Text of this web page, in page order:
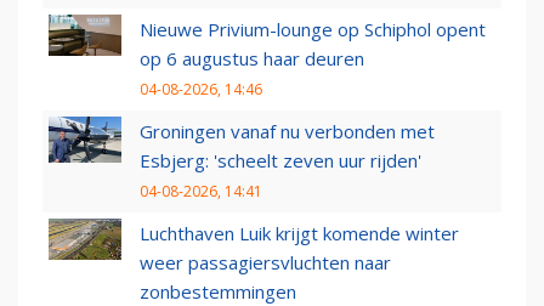
Nieuwe Privium-lounge op Schiphol opent
op 6 augustus haar deuren
04-08-2026, 14:46
Groningen vanaf nu verbonden met
Esbjerg: 'scheelt zeven uur rijden'
04-08-2026, 14:41
Luchthaven Luik krijgt komende winter
weer passagiersvluchten naar
zonbestemmingen